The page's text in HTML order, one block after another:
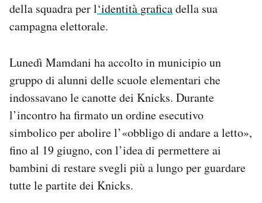
della squadra per l‘identità graficadella sua
campagna elettorale.
Lunedì Mamdani ha accolto in municipio un
gruppo di alunni delle scuole elementari che
indossavano le canotte dei Knicks. Durante
l’incontro ha firmato un ordine esecutivo
simbolico per abolire l’«obbligo di andare a letto»,
fino al 19 giugno, con l’idea di permettere ai
bambini di restare svegli più a lungo per guardare
tutte le partite dei Knicks.